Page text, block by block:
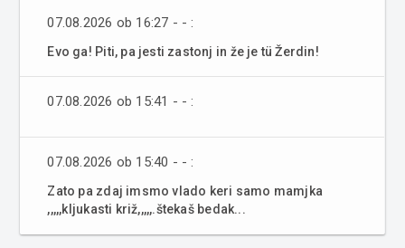
07.08.2026 ob 16:27 - - :
Evo ga! Piti, pa jesti zastonj in že je tü Žerdin!
07.08.2026 ob 15:41 - - :
07.08.2026 ob 15:40 - - :
Zato pa zdaj imsmo vlado keri samo mamjka
,,,,,kljukasti križ,,,,,.štekaš bedak...